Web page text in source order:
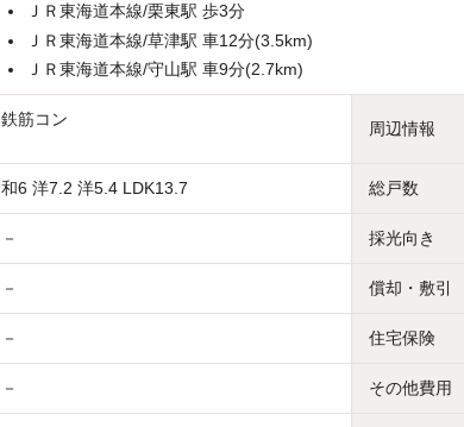
ＪＲ東海道本線/栗東駅 歩3分
ＪＲ東海道本線/草津駅 車12分(3.5km)
ＪＲ東海道本線/守山駅 車9分(2.7km)
鉄筋コン 周辺情報
和6 洋7.2 洋5.4 LDK13.7 総戸数
－ 採光向き
－ 償却・敷引
－ 住宅保険
－ その他費用